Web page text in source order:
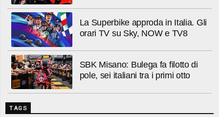
La Superbike approda in Italia. Gli
orari TV su Sky, NOW e TV8
SBK Misano: Bulega fa filotto di
pole, sei italiani tra i primi otto
TAGS